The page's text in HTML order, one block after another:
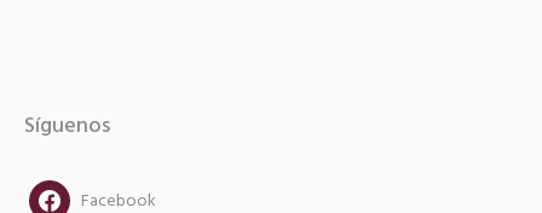
Síguenos
facebookFacebook